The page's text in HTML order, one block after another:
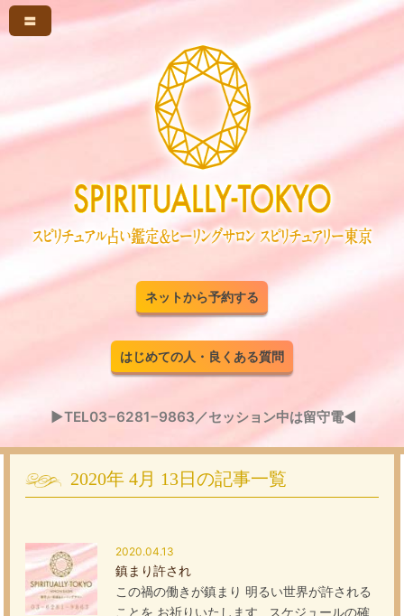
〓
ネットから予約する
はじめての人・良くある質問
▶TEL03−6281−9863／セッション中は留守電◀
2020年 4月 13日の記事一覧
2020.04.13
鎮まり許され
この禍の働きが鎮まり 明るい世界が許される
ことを お祈りいたします スケジュールの確